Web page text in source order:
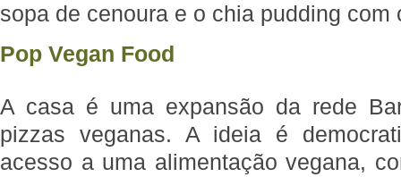
sopa de cenoura e o chia pudding com
Pop Vegan Food
A casa é uma expansão da rede
pizzas veganas. A ideia é
acesso a uma alimentação vegana,